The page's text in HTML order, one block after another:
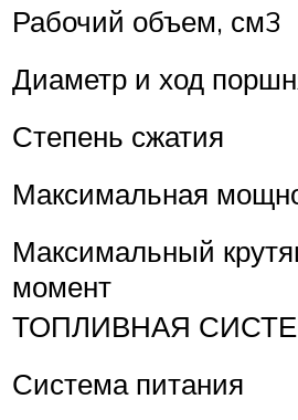
Рабочий объем, см3
Диаметр и ход
Степень сжатия
Максимальная
Максимальный
момент
ТОПЛИВНАЯ
Система питания